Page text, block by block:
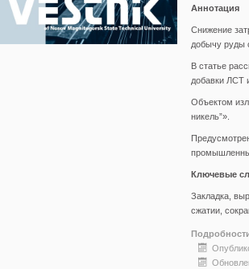
Аннотация
Снижение
добычу руды
В статье
добавки ЛСТ
Объектом
никель”».
Ключевые
Закладка,
сжатии,